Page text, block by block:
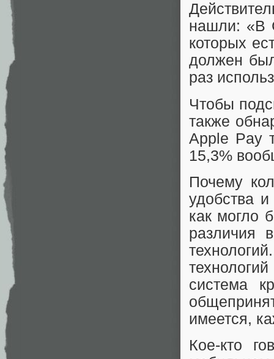
нашли: «В
которых
должен
раз
Чтобы
также
Apple Pay
15,3%
Почему
удобства
как могло
различия
система
имеется,
Кое-кто